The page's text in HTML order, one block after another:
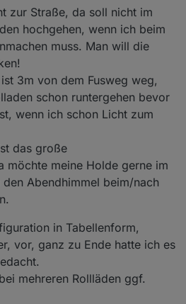
zur Straße, da soll nicht im
hochgehen, wenn ich beim
muss. Man will die
3m von dem Fusweg weg,
schon runtergehen bevor
wenn ich schon Licht zum
das große
möchte meine Holde gerne im
Abendhimmel beim/nach
in Tabellenform,
vor, ganz zu Ende hatte ich es
mehreren Rollläden ggf.